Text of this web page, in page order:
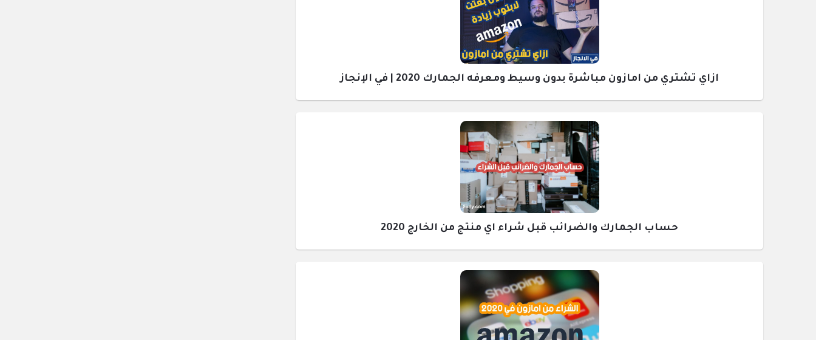
ازاي تشتري من امازون مباشرة بدون وسيط ومعرفه الجمارك 2020 | في الإنجاز
حساب الجمارك والضرائب قبل شراء اي منتج من الخارج 2020